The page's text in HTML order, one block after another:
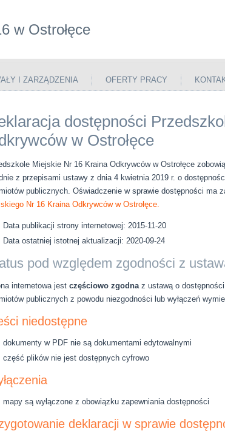
w Ostrołęce
I ZARZĄDZENIA OFERTY PRACY
dostępności
w Ostrołęce
Miejskie Nr 16 Kraina Odkrywców w Ostrołęce
z przepisami ustawy z dnia 4 kwietnia 2019 r. o
publicznych. Oświadczenie w sprawie dostępności ma
Nr 16 Kraina Odkrywców w Ostrołęce.
Data publikacji strony internetowej: 2015-11-20
Data ostatniej istotnej aktualizacji: 2020-09-24
pod względem zgodności z
internetowa jest częściowo zgodnaz ustawą o
publicznych z powodu niezgodności lub wyłączeń
niedostępne
dokumenty w PDF nie są dokumentami edytowalnymi
część plików nie jest dostępnych cyfrowo
mapy są wyłączone z obowiązku zapewniania dostępności
deklaracji w sprawie